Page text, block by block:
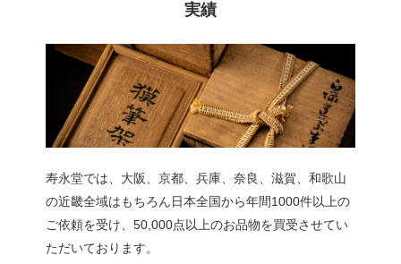
実績
寿永堂では、大阪、京都、兵庫、奈良、滋賀、和歌山
の近畿全域はもちろん日本全国から年間1000件以上の
ご依頼を受け、50,000点以上のお品物を買受させてい
ただいております。